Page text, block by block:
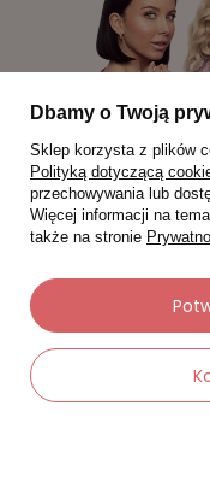
Moje zamówienia
Status zamówienia
Śledzenie przesyłki
Dbamy o Twoją
Sklep korzysta z plików
Polityką dotyczącą
przechowywania lub
Więcej informacji na
także na stronie